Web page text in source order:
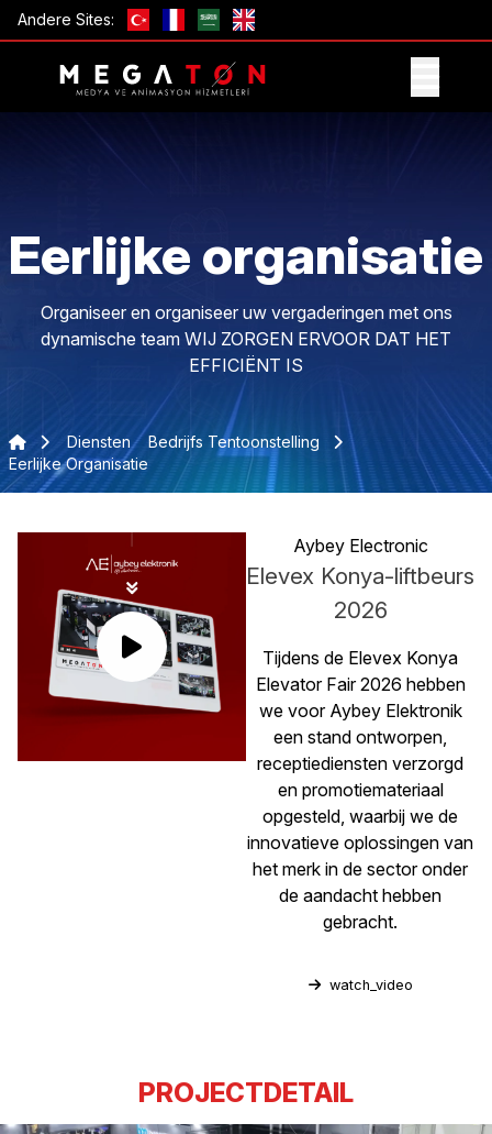
Andere Sites:
Eerlijke organisatie
Organiseer en organiseer uw vergaderingen met ons
dynamische team WIJ ZORGEN ERVOOR DAT HET
EFFICIËNT IS
Diensten
Bedrijfs Tentoonstelling
Eerlijke Organisatie
Aybey Electronic
Elevex Konya-liftbeurs
2026
Tijdens de Elevex Konya
Elevator Fair 2026 hebben
we voor Aybey Elektronik
een stand ontworpen,
receptiediensten verzorgd
en promotiemateriaal
opgesteld, waarbij we de
innovatieve oplossingen van
het merk in de sector onder
de aandacht hebben
gebracht.
watch_video
PROJECTDETAIL